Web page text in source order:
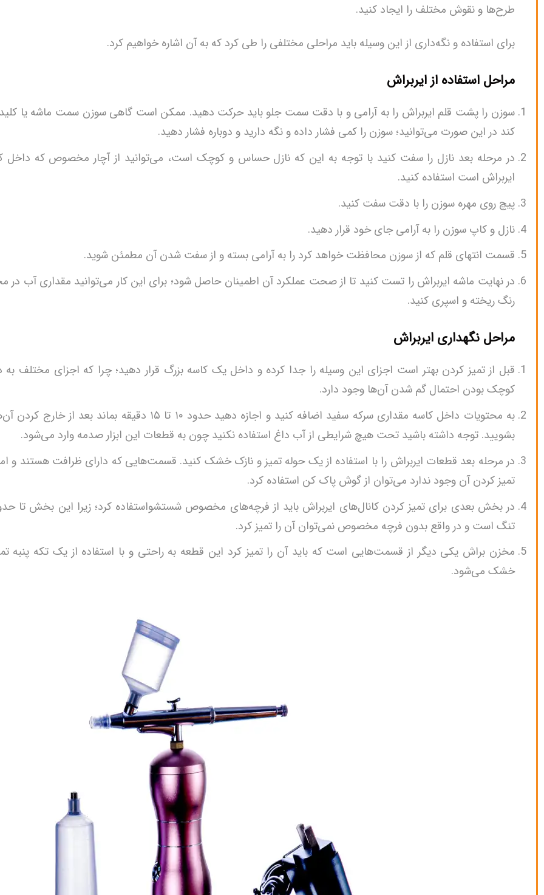
طرح‌ها و نقوش مختلف را ایجاد کنید.
برای استفاده و نگه‌داری از این وسیله باید مراحلی مختلفی را طی کرد که به آن اشاره خواهیم کرد.
مراحل استفاده از ایربراش
سوزن را پشت قلم ایربراش را به آرامی و با دقت سمت جلو باید حرکت دهید. ممکن است گاهی سوزن سمت ماشه یا
کند در این صورت می‌توانید؛ سوزن را کمی فشار داده و نگه دارید و دوباره فشار دهید.
در مرحله بعد نازل را سفت کنید با توجه به این که نازل حساس و کوچک است، می‌توانید از آچار مخصوص که داخل
ایربراش است استفاده کنید.
پیچ روی مهره سوزن را با دقت سفت کنید.
نازل و کاپ سوزن را به آرامی جای خود قرار دهید.
قسمت انتهای قلم که از سوزن محافظت خواهد کرد را به آرامی بسته و از سفت شدن آن مطمئن شوید.
در نهایت ماشه ایربراش را تست کنید تا از صحت عملکرد آن اطمینان حاصل شود؛ برای این کار می‌توانید مقداری آب در
رنگ ریخته و اسپری کنید.
مراحل نگهداری ایربراش
قبل از تمیز کردن بهتر است اجزای این وسیله را جدا کرده و داخل یک کاسه بزرگ قرار دهید؛ چرا که اجزای مختلف به
کوچک بودن احتمال گم شدن آن‌ها وجود دارد.
به محتویات داخل کاسه مقداری سرکه سفید اضافه کنید و اجازه دهید حدود ۱۰ تا ۱۵ دقیقه بماند بعد از
بشویید. توجه داشته باشید تحت هیچ شرایطی از آب داغ استفاده نکنید چون به قطعات این ابزار صدمه وارد می‌شود.
در مرحله بعد قطعات ایربراش را با استفاده از یک حوله تمیز و نازک خشک کنید. قسمت‌هایی که دارای ظرافت هستند و
تمیز کردن آن وجود ندارد می‌توان از گوش پاک کن استفاده کرد.
در بخش بعدی برای تمیز کردن کانال‌های ایربراش باید از فرچه‌های مخصوص شستشواستفاده کرد؛ زیرا این بخش تا
تنگ است و در واقع بدون فرچه مخصوص نمی‌توان آن را تمیز کرد.
مخزن براش یکی دیگر از قسمت‌هایی است که باید آن را تمیز کرد این قطعه به راحتی و با استفاده از یک تکه پنبه
خشک می‌شود.